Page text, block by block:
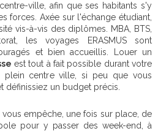
ville, afin que ses habitants s'y
forces. Axée sur l'échange étudiant,
vis-à-vis des diplômes. MBA, BTS,
les voyages ERASMUS sont
et bien accueillis. Louer un
est tout à fait possible durant votre
plein centre ville, si peu que vous
définissiez un budget précis.
vous empêche, une fois sur place, de
pour y passer des week-end, à